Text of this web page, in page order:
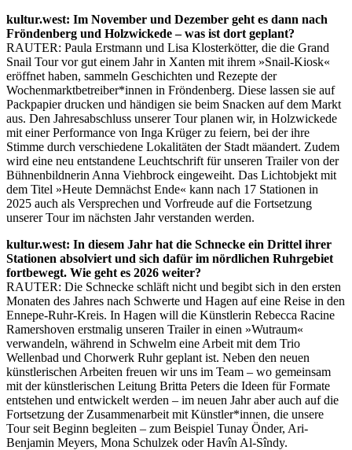
kultur.west: Im November und Dezember geht es dann nach
Fröndenberg und Holzwickede – was ist dort geplant?
RAUTER: Paula Erstmann und Lisa Klosterkötter, die die Grand
Snail Tour vor gut einem Jahr in Xanten mit ihrem »Snail-Kiosk«
eröffnet haben, sammeln Geschichten und Rezepte der
Wochenmarktbetreiber*innen in Fröndenberg. Diese lassen sie auf
Packpapier drucken und händigen sie beim Snacken auf dem Markt
aus. Den Jahresabschluss unserer Tour planen wir, in Holzwickede
mit einer Performance von Inga Krüger zu feiern, bei der ihre
Stimme durch verschiedene Lokalitäten der Stadt mäandert. Zudem
wird eine neu entstandene Leuchtschrift für unseren Trailer von der
Bühnenbildnerin Anna Viehbrock eingeweiht. Das Lichtobjekt mit
dem Titel »Heute Demnächst Ende« kann nach 17 Stationen in
2025 auch als Versprechen und Vorfreude auf die Fortsetzung
unserer Tour im nächsten Jahr verstanden werden.
kultur.west: In diesem Jahr hat die Schnecke ein Drittel ihrer
Stationen absolviert und sich dafür im nördlichen Ruhrgebiet
fortbewegt. Wie geht es 2026 weiter?
RAUTER: Die Schnecke schläft nicht und begibt sich in den ersten
Monaten des Jahres nach Schwerte und Hagen auf eine Reise in den
Ennepe-Ruhr-Kreis. In Hagen will die Künstlerin Rebecca Racine
Ramershoven erstmalig unseren Trailer in einen »Wutraum«
verwandeln, während in Schwelm eine Arbeit mit dem Trio
Wellenbad und Chorwerk Ruhr geplant ist. Neben den neuen
künstlerischen Arbeiten freuen wir uns im Team – wo gemeinsam
mit der künstlerischen Leitung Britta Peters die Ideen für Formate
entstehen und entwickelt werden – im neuen Jahr aber auch auf die
Fortsetzung der Zusammenarbeit mit Künstler*innen, die unsere
Tour seit Beginn begleiten – zum Beispiel Tunay Önder, Ari-
Benjamin Meyers, Mona Schulzek oder Havîn Al-Sîndy.